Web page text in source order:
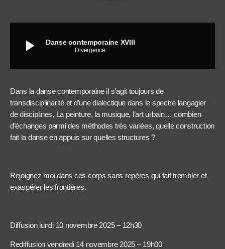
play_arrow Danse contemporaine XVIII
Divergence
Dans la danse contemporaine il s’agit toujours de
transdisciplinarité et d’une dialectique dans le spectre langagier
de disciplines, La peinture, la musique, l’art urbain… combien
d’échanges parmi des méthodes très variées, quelle construction
fait la danse en appuis sur quelles structures ?
Rejoignez moi dans ces corps sans repères qui fait trembler et
exaspérer les frontières.
Diffusion lundi 10 novembre 2025 – 12h30
Rediffusion vendredi 14 novembre 2025 – 19h00